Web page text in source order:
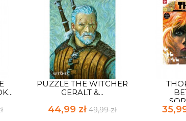
PUZZLE THE WITCHER
GERALT &...
44,99 zł49,99 zł